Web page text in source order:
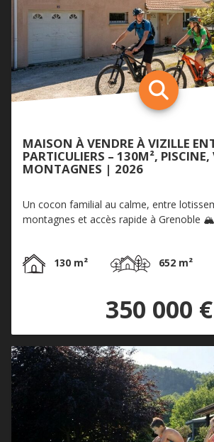
MAISON À VENDRE À VIZILLE
PARTICULIERS – 130M², PISCINE,
MONTAGNES | 2026
Un cocon familial au calme, entre
montagnes et accès rapide à Grenoble 🏔️
130 m² 652 m²
350 000 €